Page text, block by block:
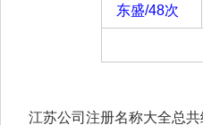
东盛/48次
江苏公司注册名称大全总共